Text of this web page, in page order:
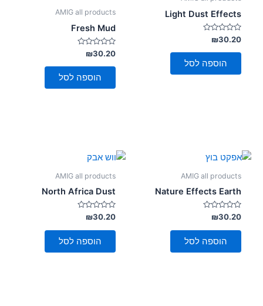
Light Dust Effects
דורג
0
מתוך
₪30.20
הוספה לסל
AMIG all products
Fresh Mud
דורג
0
מתוך
₪30.20
הוספה לסל
AMIG all products
Nature Effects Earth
דורג
0
מתוך
₪30.20
הוספה לסל
AMIG all products
North Africa Dust
דורג
0
מתוך
₪30.20
הוספה לסל